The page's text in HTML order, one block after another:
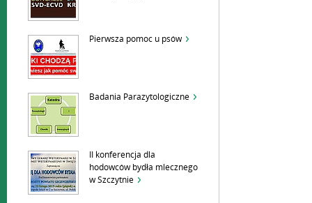
Pierwsza pomoc u psów
Badania Parazytologiczne
II konferencja dla
hodowców bydła mlecznego
w Szczytnie